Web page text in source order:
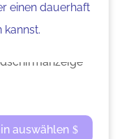
einen dauerhaft
kannst.
auswählen